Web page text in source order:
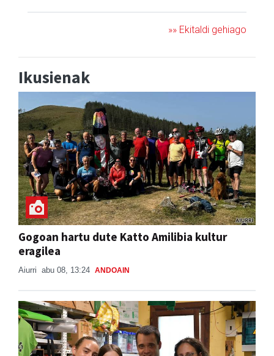
»» Ekitaldi gehiago
Ikusienak
Gogoan hartu dute Katto Amilibia kultur
eragilea
Aiurri abu 08, 13:24 ANDOAIN